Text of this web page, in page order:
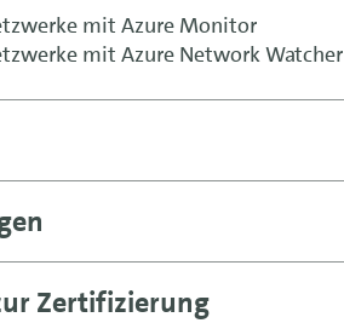
mit Azure Monitor
mit Azure Network Watcher
Zertifizierung